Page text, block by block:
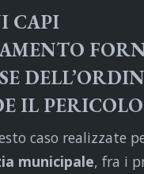
CAPI
IL
caso realizzate
municipale, fra i